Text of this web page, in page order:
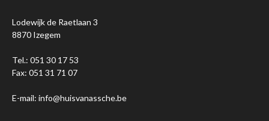
Lodewijk de Raetlaan 3
8870 Izegem
Tel.: 051 30 17 53
Fax: 051 31 71 07
E-mail: info@huisvanassche.be